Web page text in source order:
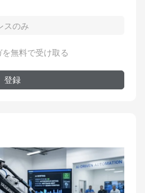
無料で受け取る
登録